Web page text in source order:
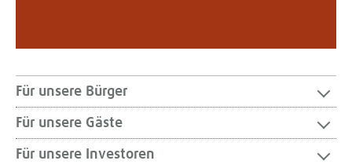
Für unsere Bürger
Für unsere Gäste
Für unsere Investoren